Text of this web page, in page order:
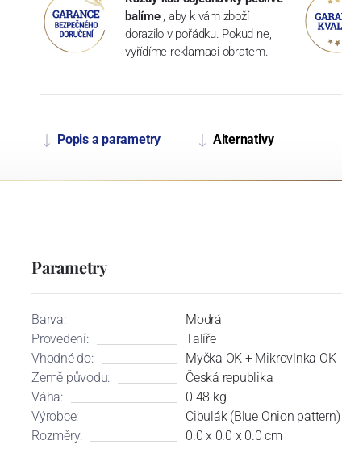
balíme , aby k vám zboží
dorazilo v pořádku. Pokud ne,
vyřídíme reklamaci obratem.
Popis a parametry Alternativy
Parametry
Barva:
Modrá
Provedení:
Talíře
Vhodné do:
Myčka OK + Mikrovlnka OK
Země původu:
Česká republika
Váha:
0.48 kg
Výrobce:
Cibulák (Blue Onion pattern)
Rozměry:
0.0 x 0.0 x 0.0 cm